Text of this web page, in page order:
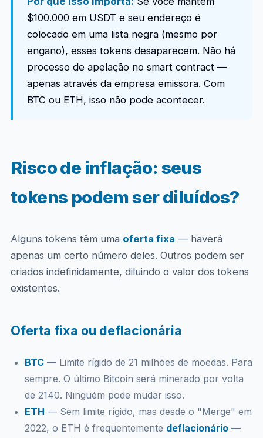
$100.000 em USDT e seu endereço é
colocado em uma lista negra (mesmo por
engano), esses tokens desaparecem. Não há
processo de apelação no smart contract —
apenas através da empresa emissora. Com
BTC ou ETH, isso não pode acontecer.
Risco de inflação: seus
tokens podem ser diluídos?
Alguns tokens têm uma oferta fixa — haverá
apenas um certo número deles. Outros podem ser
criados indefinidamente, diluindo o valor dos tokens
existentes.
Oferta fixa ou deflacionária
BTC— Limite rígido de 21 milhões de moedas. Para
sempre. O último Bitcoin será minerado por volta
de 2140. Ninguém pode mudar isso.
ETH — Sem limite rígido, mas desde o "Merge" em
2022, o ETH é frequentemente deflacionário—